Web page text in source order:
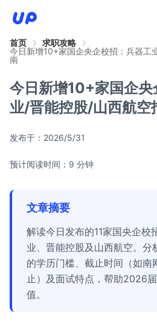
首页
求职攻略
今日新增10+家国企央企校招：兵器工
南
今日新增10+家国企
业/晋能控股/山西航空
发布于： 2026/5/31
预计阅读时间：9 分钟
文章摘要
解读今日发布的11家国央企校
业、晋能控股及山西航空。分
的学历门槛、截止时间（如南
止）及面试特点，帮助2026
值。